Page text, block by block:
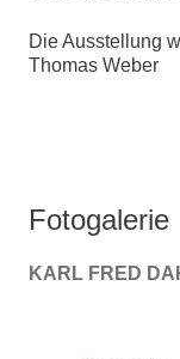
Die Ausstellung
Thomas Weber
Fotogalerie
KARL FRED